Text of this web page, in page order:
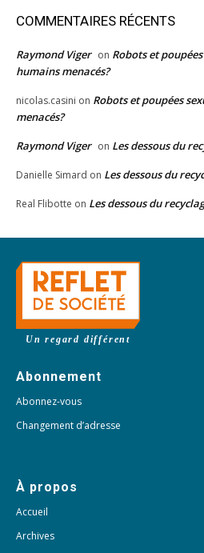
COMMENTAIRES RÉCENTS
Raymond Viger on Robots et
humains menacés?
nicolas.casini on Robots et poupées
menacés?
Raymond Viger on Les dessous du
Danielle Simard on Les dessous du
Real Flibotte on Les dessous du
Un regard différent
Abonnement
Abonnez-vous
Changement d’adresse
À propos
Accueil
Archives